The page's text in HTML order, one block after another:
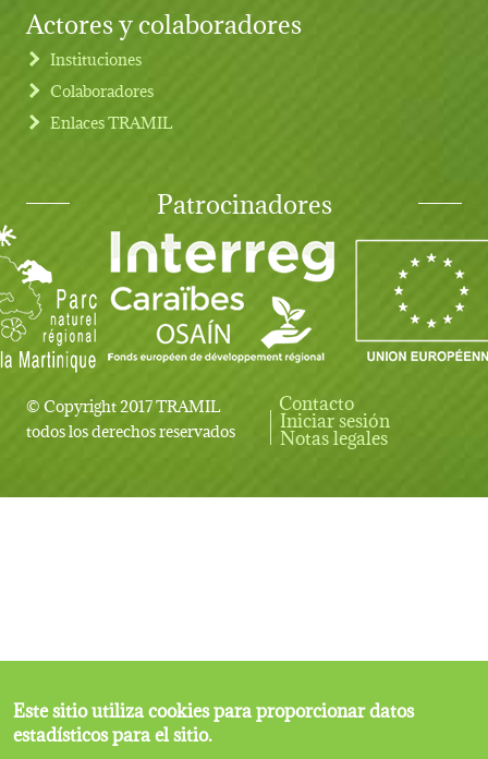
Actores y colaboradores
Instituciones
Colaboradores
Enlaces TRAMIL
Patrocinadores
© Copyright 2017 TRAMIL
todos los derechos reservados
User account menu
Contacto
Iniciar sesión
Notas legales
Este sitio utiliza cookies para proporcionar datos
estadísticos para el sitio.